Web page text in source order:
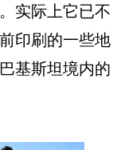
实际上它已不
印刷的一些地
基斯坦境内的